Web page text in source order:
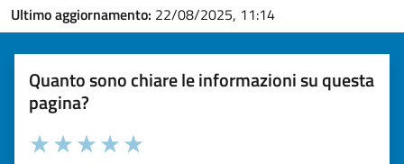
Ultimo aggiornamento: 22/08/2025, 11:14
Quanto sono chiare le informazioni su questa
pagina?
Valuta la chiarezza delle informazioni (da 1 a 5 stelle)
Seleziona il numero di stelle per valutare la chiarezza delle